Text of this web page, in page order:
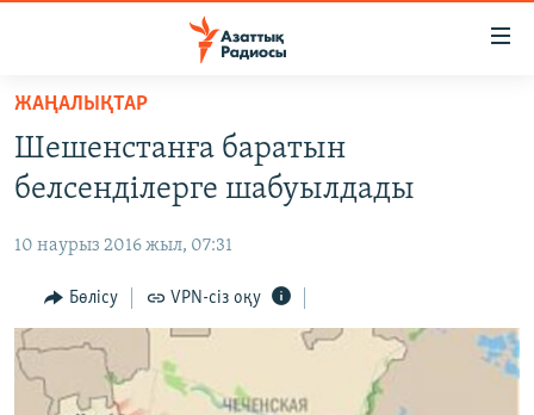
Skip
main
content
to
Navigation
Skip
to
Search
САЯСАТ
ҚАҢТАР ОҚИҒАСЫ
АДАМ ҚҰҚЫҚТАРЫ
ӘЛЕУМЕТ
ӘЛЕМ
ЖАҢАЛЫҚТАР
Шешенстанға баратын
белсенділерге шабуылдады
10 наурыз 2016 жыл, 07:31
Бөлісу VPN-сіз оқу